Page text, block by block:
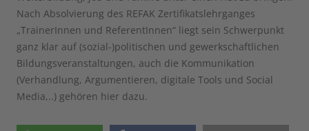
Nach Absolvierung des REFAK Zertifikatslehrganges
„TrainerInnen und ReferentInnen“ liegt sein Schwerpunkt
ganz klar auf (sozial-)politischen und gewerkschaftlichen
Bildungsveranstaltungen, auch die Kommunikation
(Verhandlung, Argumentieren, digitale Tools und Social
Media,..) gehören hier dazu.